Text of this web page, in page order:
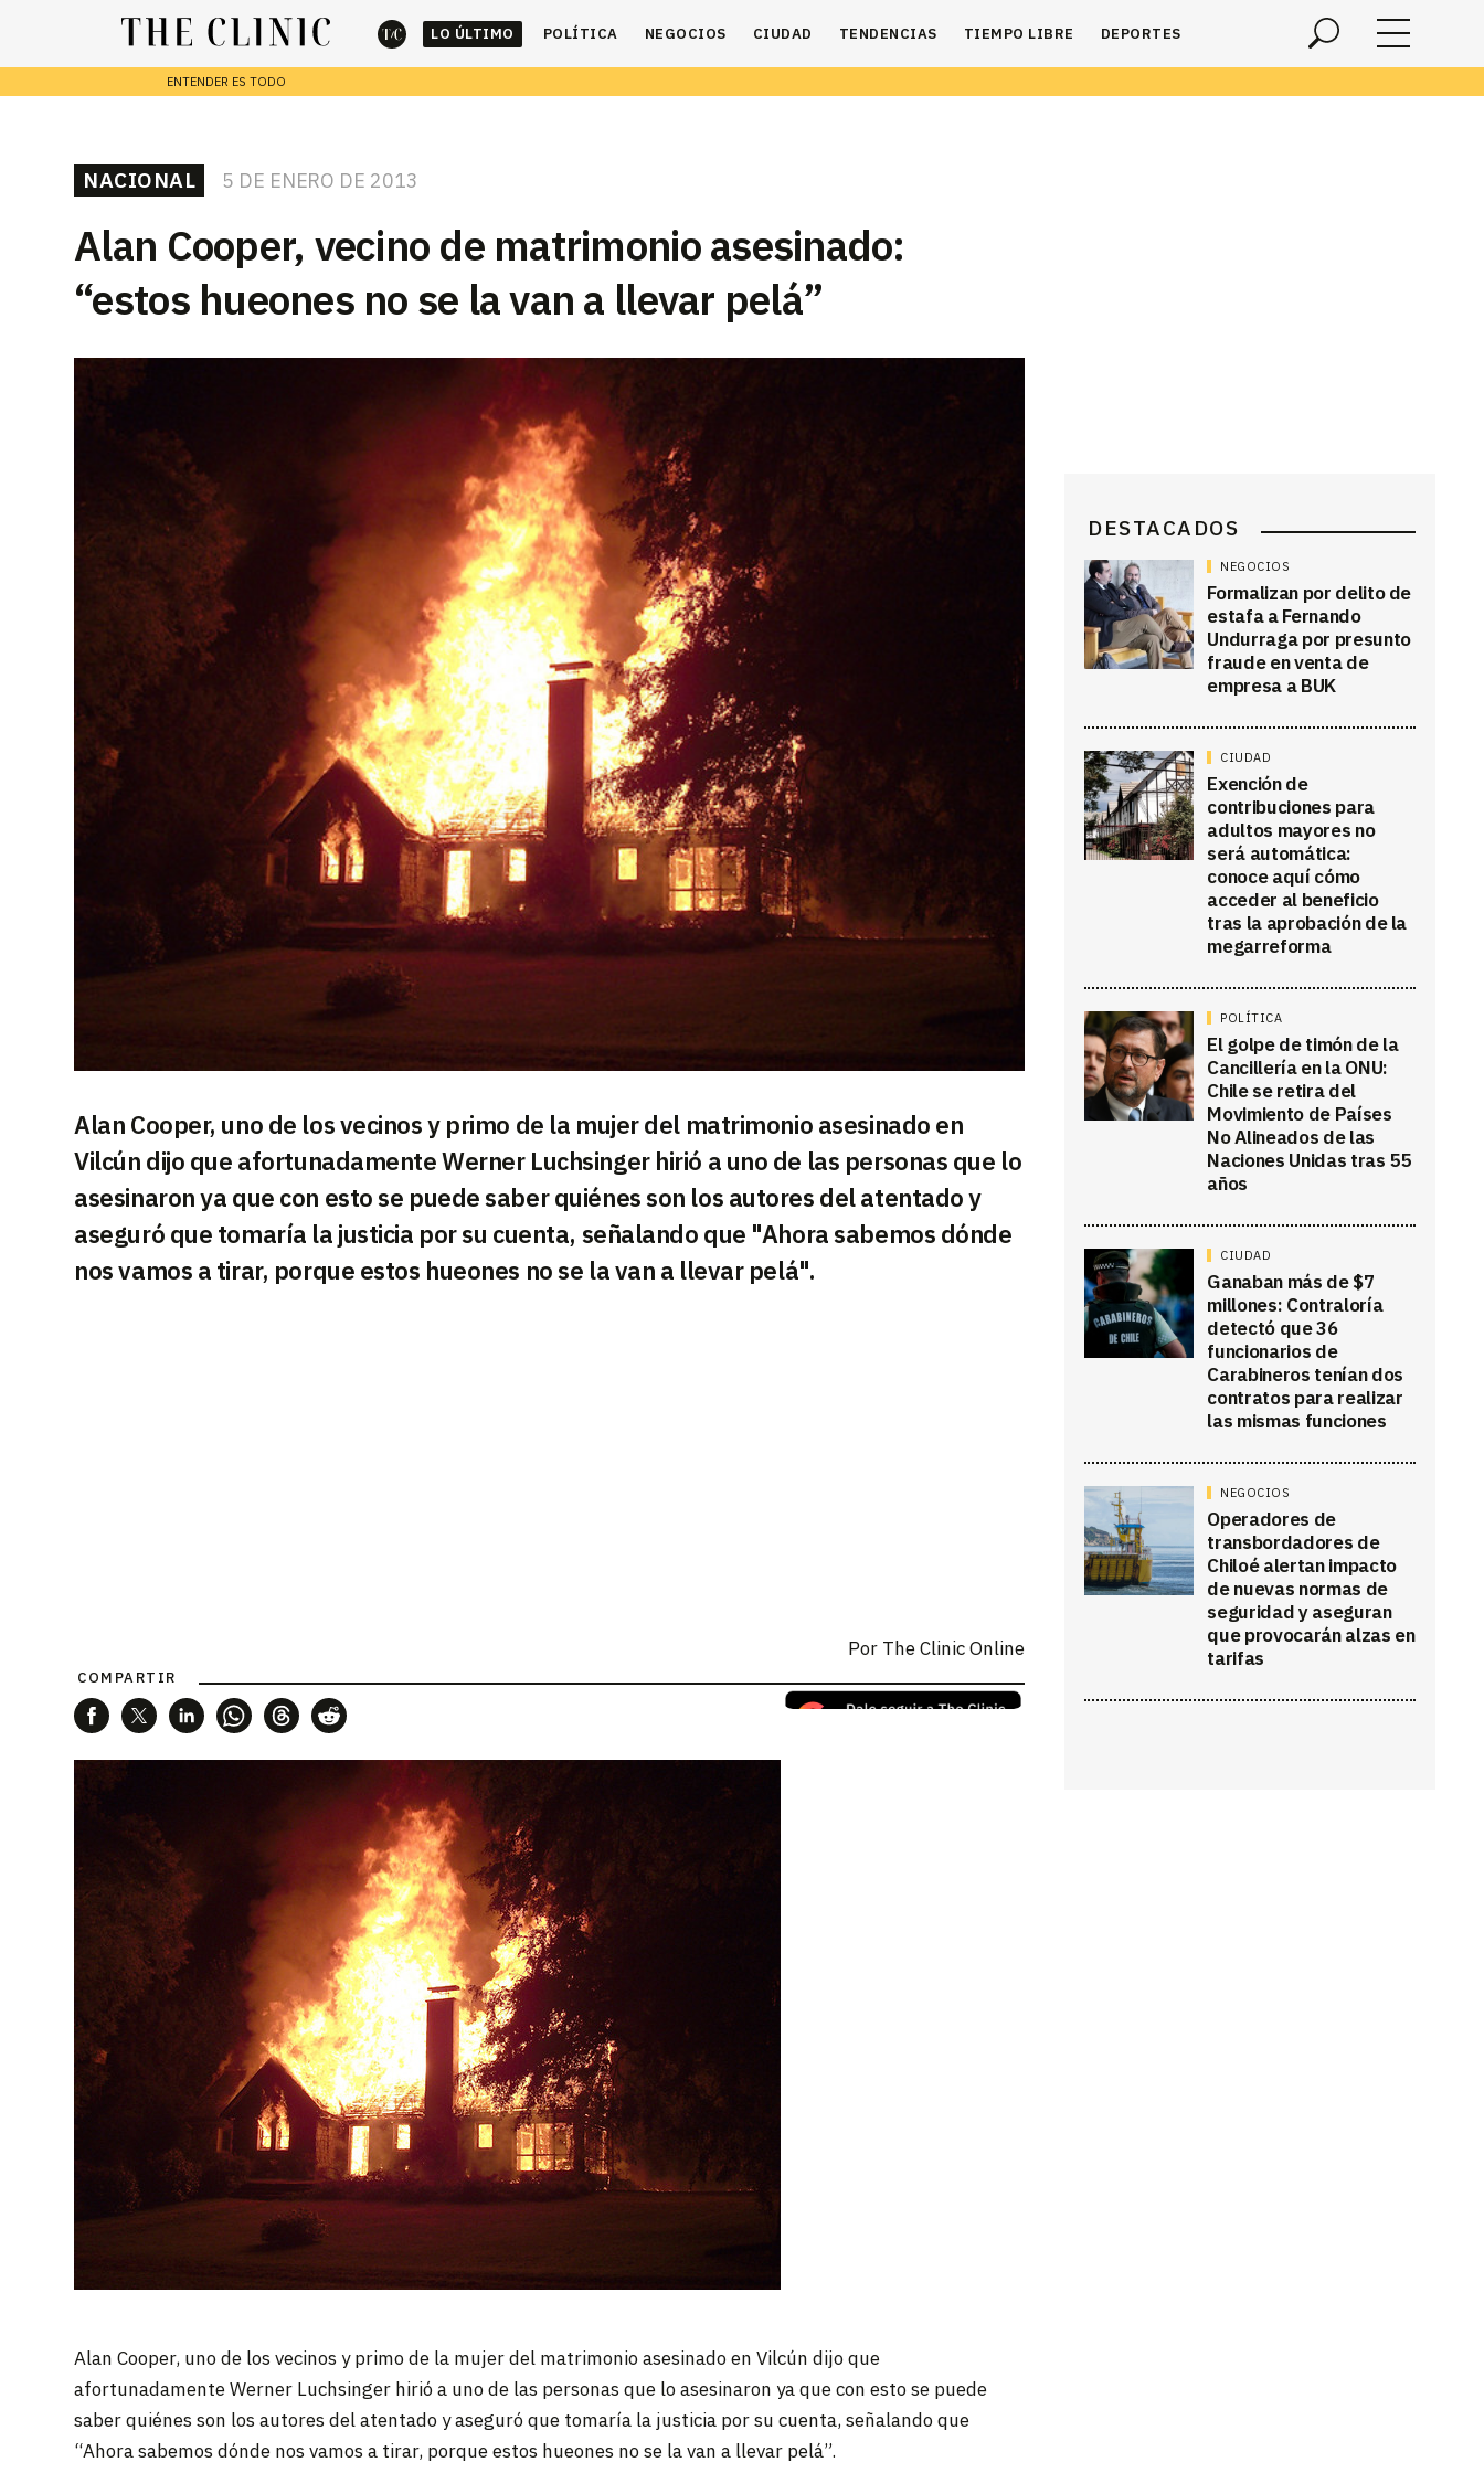
LO ÚLTIMO POLÍTICA NEGOCIOS CIUDAD TENDENCIAS TIEMPO LIBRE DEPORTES
REPORTAJES
ENTENDER ES TODO
Escribe lo que deseas y presiona enter para buscar
cerrar
NACIONAL 5 DE ENERO DE 2013
Alan Cooper, vecino de matrimonio asesinado:
“estos hueones no se la van a llevar pelá”
Alan Cooper, uno de los vecinos y primo de la mujer del matrimonio asesinado en
Vilcún dijo que afortunadamente Werner Luchsinger hirió a uno de las personas que lo
asesinaron ya que con esto se puede saber quiénes son los autores del atentado y
aseguró que tomaría la justicia por su cuenta, señalando que "Ahora sabemos dónde
nos vamos a tirar, porque estos hueones no se la van a llevar pelá".
Por The Clinic Online
COMPARTIR
Alan Cooper, uno de los vecinos y primo de la mujer del matrimonio asesinado en Vilcún dijo que
afortunadamente Werner Luchsinger hirió a uno de las personas que lo asesinaron ya que con esto se puede
saber quiénes son los autores del atentado y aseguró que tomaría la justicia por su cuenta, señalando que
“Ahora sabemos dónde nos vamos a tirar, porque estos hueones no se la van a llevar pelá”.
DESTACADOS
NEGOCIOS
Formalizan por delito de
estafa a Fernando
Undurraga por presunto
fraude en venta de
empresa a BUK
CIUDAD
Exención de
contribuciones para
adultos mayores no
será automática:
conoce aquí cómo
acceder al beneficio
tras la aprobación de la
megarreforma
POLÍTICA
El golpe de timón de la
Cancillería en la ONU:
Chile se retira del
Movimiento de Países
No Alineados de las
Naciones Unidas tras 55
años
CIUDAD
Ganaban más de $7
millones: Contraloría
detectó que 36
funcionarios de
Carabineros tenían dos
contratos para realizar
las mismas funciones
NEGOCIOS
Operadores de
transbordadores de
Chiloé alertan impacto
de nuevas normas de
seguridad y aseguran
que provocarán alzas en
tarifas